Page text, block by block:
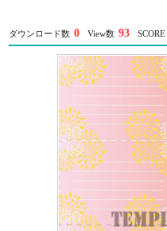
ダウンロード数 0 View数 93 SCORE